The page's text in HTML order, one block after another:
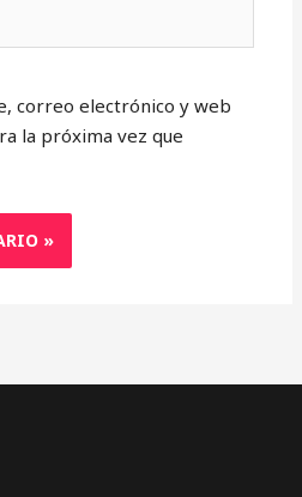
correo electrónico y web
la próxima vez que